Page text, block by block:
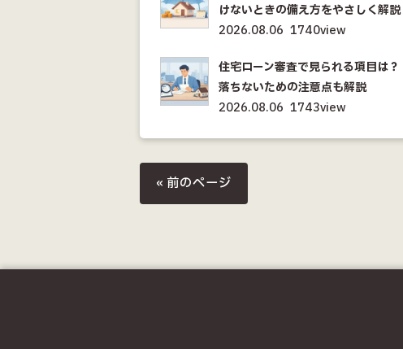
けないときの備え方をやさしく解説
2026.08.06 1740view
住宅ローン審査で見られる項目は？
落ちないための注意点も解説
2026.08.06 1743view
« 前のページ